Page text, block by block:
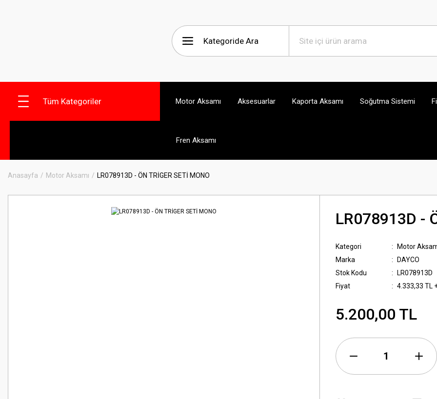
Tüm Kategoriler Motor Aksamı Aksesuarlar Kaporta Aksamı Soğutma Sistemi
Fren Aksamı
Anasayfa Motor Aksamı LR078913D - ÖN TRİGER SETİ MONO
LR078913D -
Kategori
Motor
Marka
DAYCO
Stok Kodu
LR078913D
Fiyat
4.333,33 TL
5.200,00 TL